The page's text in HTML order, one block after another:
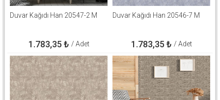
Duvar Kağıdı Han 20547-2 M
1.783,35 ₺ / Adet
Duvar Kağıdı Han 20546-7 M
1.783,35 ₺ / Adet